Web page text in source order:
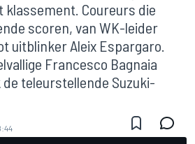
klassement. Coureurs die
scoren, van WK-leider
uitblinker Aleix Espargaro.
Francesco Bagnaia
teleurstellende Suzuki-